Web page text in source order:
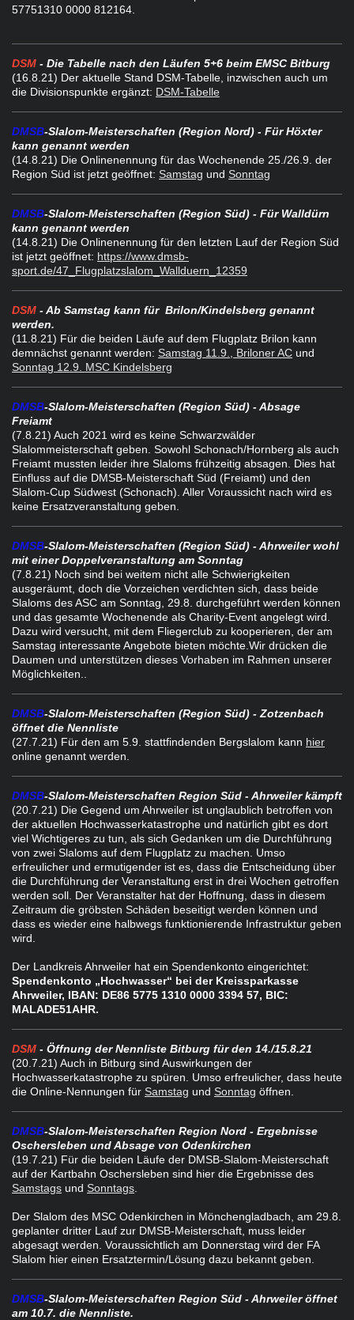
57751310 0000 812164.
DSM - Die Tabelle nach den Läufen 5+6 beim EMSC Bitburg
(16.8.21) Der aktuelle Stand DSM-Tabelle, inzwischen auch um
die Divisionspunkte ergänzt: DSM-Tabelle
DMSB-Slalom-Meisterschaften (Region Nord) - Für Höxter
kann genannt werden
(14.8.21) Die Onlinenennung für das Wochenende 25./26.9. der
Region Süd ist jetzt geöffnet: Samstag und Sonntag
DMSB-Slalom-Meisterschaften (Region Süd) - Für Walldürn
kann genannt werden
(14.8.21) Die Onlinenennung für den letzten Lauf der Region Süd
ist jetzt geöffnet: https://www.dmsb-
sport.de/47_Flugplatzslalom_Wallduern_12359
DSM - Ab Samstag kann für Brilon/Kindelsberg genannt
werden.
(11.8.21) Für die beiden Läufe auf dem Flugplatz Brilon kann
demnächst genannt werden: Samstag 11.9., Briloner AC und
Sonntag 12.9. MSC Kindelsberg
DMSB-Slalom-Meisterschaften (Region Süd) - Absage
Freiamt
(7.8.21) Auch 2021 wird es keine Schwarzwälder
Slalommeisterschaft geben. Sowohl Schonach/Hornberg als auch
Freiamt mussten leider ihre Slaloms frühzeitig absagen. Dies hat
Einfluss auf die DMSB-Meisterschaft Süd (Freiamt) und den
Slalom-Cup Südwest (Schonach). Aller Voraussicht nach wird es
keine Ersatzveranstaltung geben.
DMSB-Slalom-Meisterschaften (Region Süd) - Ahrweiler wohl
mit einer Doppelveranstaltung am Sonntag
(7.8.21) Noch sind bei weitem nicht alle Schwierigkeiten
ausgeräumt, doch die Vorzeichen verdichten sich, dass beide
Slaloms des ASC am Sonntag, 29.8. durchgeführt werden können
und das gesamte Wochenende als Charity-Event angelegt wird.
Dazu wird versucht, mit dem Fliegerclub zu kooperieren, der am
Samstag interessante Angebote bieten möchte.Wir drücken die
Daumen und unterstützen dieses Vorhaben im Rahmen unserer
Möglichkeiten..
DMSB-Slalom-Meisterschaften (Region Süd) - Zotzenbach
öffnet die Nennliste
(27.7.21) Für den am 5.9. stattfindenden Bergslalom kann hier
online genannt werden.
DMSB-Slalom-Meisterschaften Region Süd - Ahrweiler kämpft
(20.7.21) Die Gegend um Ahrweiler ist unglaublich betroffen von
der aktuellen Hochwasserkatastrophe und natürlich gibt es dort
viel Wichtigeres zu tun, als sich Gedanken um die Durchführung
von zwei Slaloms auf dem Flugplatz zu machen. Umso
erfreulicher und ermutigender ist es, dass die Entscheidung über
die Durchführung der Veranstaltung erst in drei Wochen getroffen
werden soll. Der Veranstalter hat der Hoffnung, dass in diesem
Zeitraum die gröbsten Schäden beseitigt werden können und
dass es wieder eine halbwegs funktionierende Infrastruktur geben
wird.
Der Landkreis Ahrweiler hat ein Spendenkonto eingerichtet:
Spendenkonto „Hochwasser“ bei der Kreissparkasse
Ahrweiler, IBAN: DE86 5775 1310 0000 3394 57, BIC:
MALADE51AHR.
DSM - Öffnung der Nennliste Bitburg für den 14./15.8.21
(20.7.21) Auch in Bitburg sind Auswirkungen der
Hochwasserkatastrophe zu spüren. Umso erfreulicher, dass heute
die Online-Nennungen für Samstag und Sonntag öffnen.
DMSB-Slalom-Meisterschaften Region Nord - Ergebnisse
Oschersleben und Absage von Odenkirchen
(19.7.21) Für die beiden Läufe der DMSB-Slalom-Meisterschaft
auf der Kartbahn Oschersleben sind hier die Ergebnisse des
Samstags und Sonntags
Der Slalom des MSC Odenkirchen in Mönchengladbach, am 29.8.
geplanter dritter Lauf zur DMSB-Meisterschaft, muss leider
abgesagt werden. Voraussichtlich am Donnerstag wird der FA
Slalom hier einen Ersatztermin/Lösung dazu bekannt geben.
DMSB-Slalom-Meisterschaften Region Süd - Ahrweiler öffnet
am 10.7. die Nennliste.